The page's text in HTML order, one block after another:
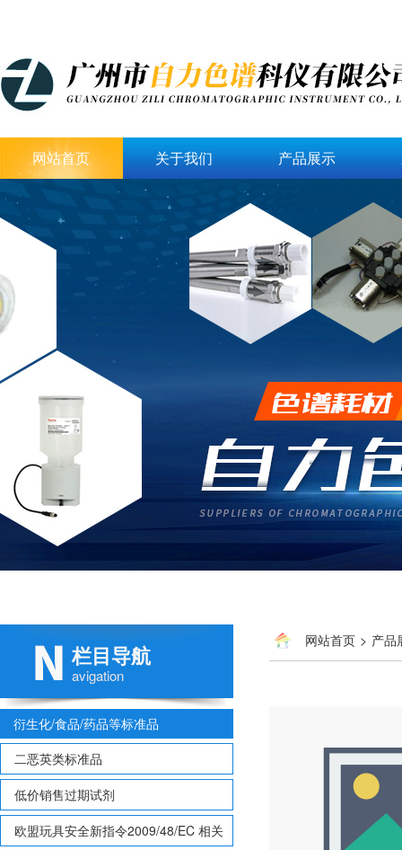
网站首页 关于我们 产品展示
栏目导航
avigation
衍生化/食品/药品等标准品
二恶英类标准品
低价销售过期试剂
欧盟玩具安全新指令2009/48/EC 相关
网站首页 > 产品